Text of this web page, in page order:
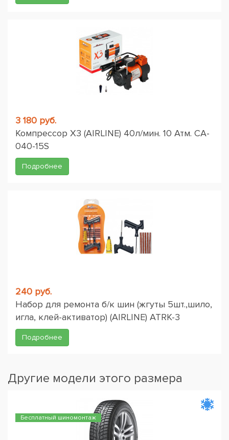
3 180 руб.
Компрессор X3 (AIRLINE) 40л/мин. 10 Атм. CA-
040-15S
Подробнее
240 руб.
Набор для ремонта б/к шин (жгуты 5шт.,шило,
игла, клей-активатор) (AIRLINE) ATRK-3
Подробнее
Другие модели этого размера
Бесплатный шиномонтаж